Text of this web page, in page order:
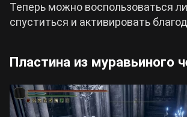
Теперь можно воспользоваться
спуститься и активировать
Пластина из муравьиного